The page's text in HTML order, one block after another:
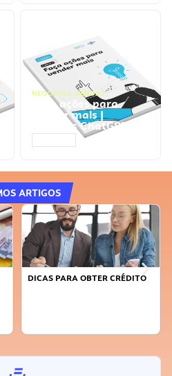
NEGÓCIOS, VENDAS
Faça ações para
vender mais |
Prompts ChatGPT
ARTIGOS
FAÇA A DIFERENÇA: SEJA